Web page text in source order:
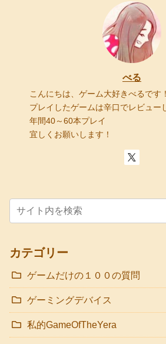
べる
こんにちは、ゲーム大好きべるです！
プレイしたゲームは辛口でレビュー
年間40～60本プレイ
宜しくお願いします！
カテゴリー
ゲームだけの１００の質問
ゲーミングデバイス
私的GameOfTheYera